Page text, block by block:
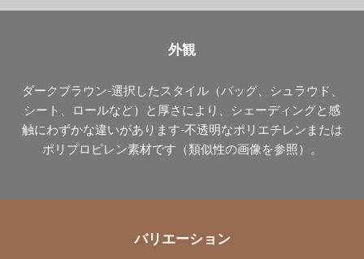
外観
ダークブラウン-選択したスタイル（バッグ、シュラウド、
シート、ロールなど）と厚さにより、シェーディングと感
触にわずかな違いがあります-不透明なポリエチレンまたは
ポリプロピレン素材です（類似性の画像を参照）。
バリエーション